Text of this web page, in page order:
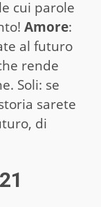
cui parole
Amore:
al futuro
rende
Soli: se
sarete
di